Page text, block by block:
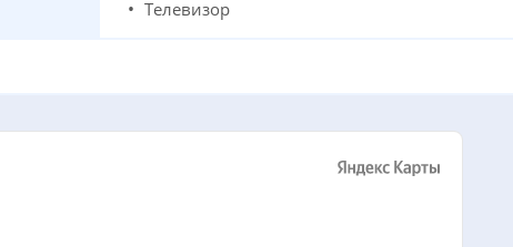
Телевизор